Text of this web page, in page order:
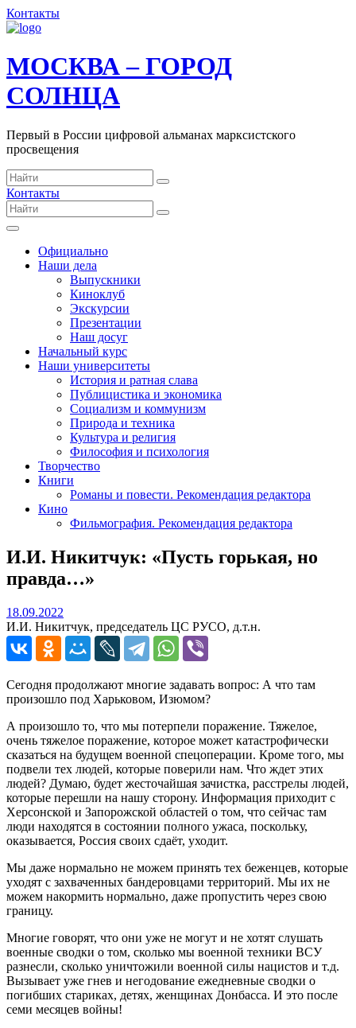
Контакты
МОСКВА – ГОРОД
СОЛНЦА
Первый в России цифровой альманах марксистского
просвещения
Контакты
Официально
Наши дела
Выпускники
Киноклуб
Экскурсии
Презентации
Наш досуг
Начальный курс
Наши университеты
История и ратная слава
Публицистика и экономика
Социализм и коммунизм
Природа и техника
Культура и религия
Философия и психология
Творчество
Книги
Романы и повести. Рекомендация редактора
Кино
Фильмография. Рекомендация редактора
И.И. Никитчук: «Пусть горькая, но
правда…»
18.09.2022
И.И. Никитчук, председатель ЦС РУСО, д.т.н.
Сегодня продолжают многие задавать вопрос: А что там
произошло под Харьковом, Изюмом?
А произошло то, что мы потерпели поражение. Тяжелое,
очень тяжелое поражение, которое может катастрофически
сказаться на будущем военной спецоперации. Кроме того, мы
подвели тех людей, которые поверили нам. Что ждет этих
людей? Думаю, будет жесточайшая зачистка, расстрелы людей,
которые перешли на нашу сторону. Информация приходит с
Херсонской и Запорожской областей о том, что сейчас там
люди находятся в состоянии полного ужаса, поскольку,
оказывается, Россия своих сдаёт, уходит.
Мы даже нормально не можем принять тех беженцев, которые
уходят с захваченных бандеровцами территорий. Мы их не
можем накормить нормально, даже пропустить через свою
границу.
Многие говорят, что они уже не могут и не хотят слушать
военные сводки о том, сколько мы военной техники ВСУ
разнесли, сколько уничтожили военной силы нацистов и т.д.
Вызывает уже гнев и негодование ежедневные сводки о
погибших стариках, детях, женщинах Донбасса. И это после
семи месяцев войны!